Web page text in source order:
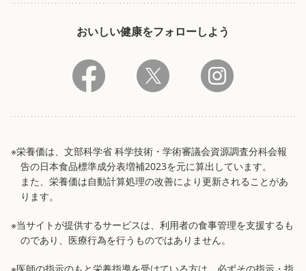
おいしい健康をフォローしよう
※栄養価は、文部科学省 科学技術・学術審議会資源調査分科会報
告の日本食品標準成分表増補2023を元に算出しています。
また、栄養価は自動計算処理の改善により更新されることがあ
ります。
※当サイトが提供するサービスは、利用者の食事管理を支援するも
のであり、医療行為を行うものではありません。